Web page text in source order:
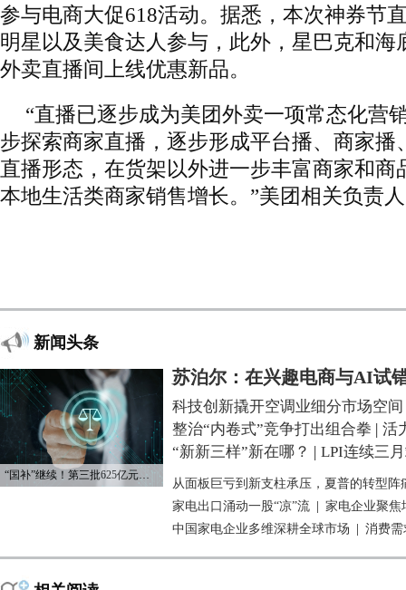
参与电商大促618活动。据悉，本次神券节
明星以及美食达人参与，此外，星巴克和海
外卖直播间上线优惠新品。
“直播已逐步成为美团外卖一项常态化营
步探索商家直播，逐步形成平台播、商家播
直播形态，在货架以外进一步丰富商家和商
本地生活类商家销售增长。”美团相关负责
新闻头条
“国补”继续！第三批625亿元资金已下达
苏泊尔：在兴趣电商与AI试
科技创新撬开空调业细分市场空间
整治“内卷式”竞争打出组合拳 | 活
“新新三样”新在哪？ | LPI连续三
从面板巨亏到新支柱承压，夏普的转型阵
家电出口涌动一股“凉”流
家电企业聚焦
中国家电企业多维深耕全球市场
消费需